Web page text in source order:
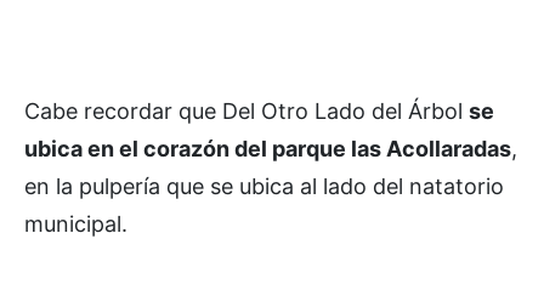
Cabe recordar que Del Otro Lado del Árbol se
ubica en el corazón del parque las Acollaradas,
en la pulpería que se ubica al lado del natatorio
municipal.